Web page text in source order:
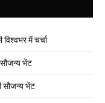
विश्वभर में चर्चा
सौजन्य भेंट
सौजन्य भेंट